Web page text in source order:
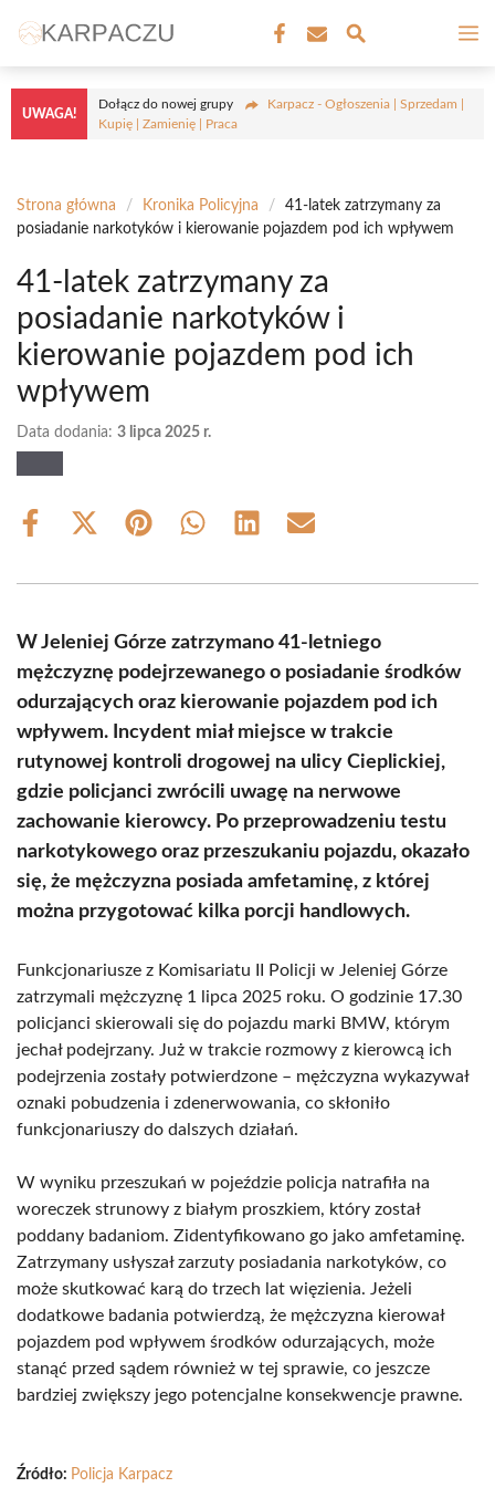
treści
UWAGA!
Dołącz do nowej grupy
Karpacz - Ogłoszenia | Sprzedam |
Kupię | Zamienię | Praca
Strona główna / Kronika Policyjna /
41-latek zatrzymany za
posiadanie narkotyków i kierowanie pojazdem pod ich wpływem
41-latek zatrzymany za
posiadanie narkotyków i
kierowanie pojazdem pod ich
wpływem
Data dodania: 3 lipca 2025 r.
Share
Share
(Twitter)
Share Share Share Share
W Jeleniej Górze zatrzymano 41-letniego
mężczyznę podejrzewanego o posiadanie środków
odurzających oraz kierowanie pojazdem pod ich
wpływem. Incydent miał miejsce w trakcie
rutynowej kontroli drogowej na ulicy Cieplickiej,
gdzie policjanci zwrócili uwagę na nerwowe
zachowanie kierowcy. Po przeprowadzeniu testu
narkotykowego oraz przeszukaniu pojazdu, okazało
się, że mężczyzna posiada amfetaminę, z której
można przygotować kilka porcji handlowych.
Funkcjonariusze z Komisariatu II Policji w Jeleniej Górze
zatrzymali mężczyznę 1 lipca 2025 roku. O godzinie 17.30
policjanci skierowali się do pojazdu marki BMW, którym
jechał podejrzany. Już w trakcie rozmowy z kierowcą ich
podejrzenia zostały potwierdzone – mężczyzna wykazywał
oznaki pobudzenia i zdenerwowania, co skłoniło
funkcjonariuszy do dalszych działań.
W wyniku przeszukań w pojeździe policja natrafiła na
woreczek strunowy z białym proszkiem, który został
poddany badaniom. Zidentyfikowano go jako amfetaminę.
Zatrzymany usłyszał zarzuty posiadania narkotyków, co
może skutkować karą do trzech lat więzienia. Jeżeli
dodatkowe badania potwierdzą, że mężczyzna kierował
pojazdem pod wpływem środków odurzających, może
stanąć przed sądem również w tej sprawie, co jeszcze
bardziej zwiększy jego potencjalne konsekwencje prawne.
Źródło: Policja Karpacz